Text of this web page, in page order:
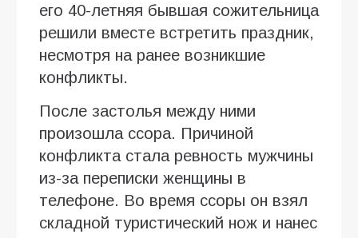
его 40-летняя бывшая сожительница
решили вместе встретить праздник,
несмотря на ранее возникшие
конфликты.
После застолья между ними
произошла ссора. Причиной
конфликта стала ревность мужчины
из-за переписки женщины в
телефоне. Во время ссоры он взял
складной туристический нож и нанес